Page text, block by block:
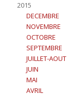
2015
DECEMBRE
NOVEMBRE
OCTOBRE
SEPTEMBRE
JUILLET-AOUT
JUIN
MAI
AVRIL